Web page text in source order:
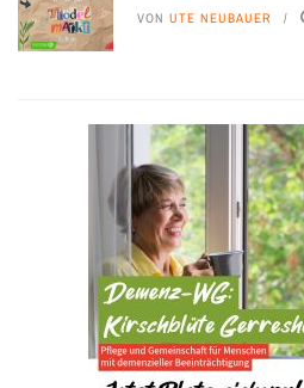
VON UTE NEUBAUER